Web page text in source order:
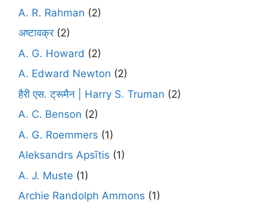
A. R. Rahman (2)
अष्टावक्र(2)
A. G. Howard (2)
A. Edward Newton (2)
हैरी एस. ट्रूमैन | Harry S. Truman (2)
A. C. Benson (2)
A. G. Roemmers (1)
Aleksandrs Apsītis (1)
A. J. Muste (1)
Archie Randolph Ammons (1)